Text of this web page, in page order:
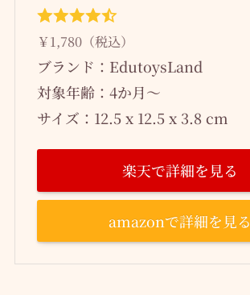
￥1,780（税込）
ブランド：EdutoysLand
対象年齢：‎4か月～
サイズ：12.5 x 12.5 x 3.8 cm
楽天で詳細を見る
amazonで詳細を見る